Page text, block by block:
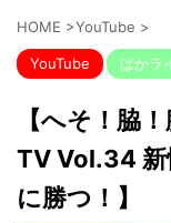
HOME >YouTube >
YouTube ぱかラ
【へそ！脇
TV Vol.34 新
に勝つ！】